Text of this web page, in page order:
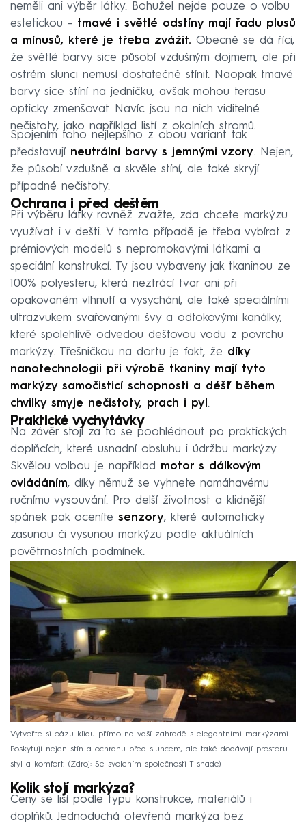
neměli ani výběr látky. Bohužel nejde pouze o volbu
estetickou - tmavé i světlé odstíny mají řadu plusů
a mínusů, které je třeba zvážit. Obecně se dá říci,
že světlé barvy sice působí vzdušným dojmem, ale při
ostrém slunci nemusí dostatečně stínit. Naopak tmavé
barvy sice stíní na jedničku, avšak mohou terasu
opticky zmenšovat. Navíc jsou na nich viditelné
nečistoty, jako například listí z okolních stromů.
Spojením toho nejlepšího z obou variant tak
představují neutrální barvy s jemnými vzory. Nejen,
že působí vzdušně a skvěle stíní, ale také skryjí
případné nečistoty.
Ochrana i před deštěm
Při výběru látky rovněž zvažte, zda chcete markýzu
využívat i v dešti. V tomto případě je třeba vybírat z
prémiových modelů s nepromokavými látkami a
speciální konstrukcí. Ty jsou vybaveny jak tkaninou ze
100% polyesteru, která neztrácí tvar ani při
opakovaném vlhnutí a vysychání, ale také speciálními
ultrazvukem svařovanými švy a odtokovými kanálky,
které spolehlivě odvedou deštovou vodu z povrchu
markýzy. Třešničkou na dortu je fakt, že díky
nanotechnologii při výrobě tkaniny mají tyto
markýzy samočisticí schopnosti a déšť během
chvilky smyje nečistoty, prach i pyl .
Praktické vychytávky
Na závěr stojí za to se poohlédnout po praktických
doplňcích, které usnadní obsluhu i údržbu markýzy.
Skvělou volbou je například motor s dálkovým
ovládáním, díky němuž se vyhnete namáhavému
ručnímu vysouvání. Pro delší životnost a klidnější
spánek pak oceníte senzory, které automaticky
zasunou či vysunou markýzu podle aktuálních
povětrnostních podmínek.
Vytvořte si oázu klidu přímo na vaší zahradě s elegantními markýzami.
Poskytují nejen stín a ochranu před sluncem, ale také dodávají prostoru
styl a komfort.
Zdroj: Se svolením společnosti T-shade
Kolik stojí markýza?
Ceny se liší podle typu konstrukce, materiálů i
doplňků. Jednoduchá otevřená markýza bez